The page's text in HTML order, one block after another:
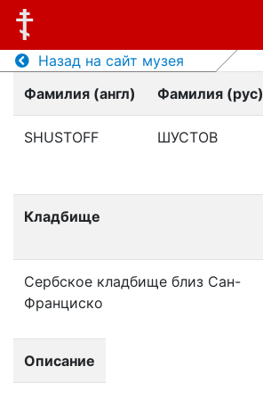
Назад на сайт музея
Фамилия (англ)
Фамилия (рус)
SHUSTOFF ШУСТОВ
Кладбище
Сербское кладбище близ Сан-
Франциско
Описание